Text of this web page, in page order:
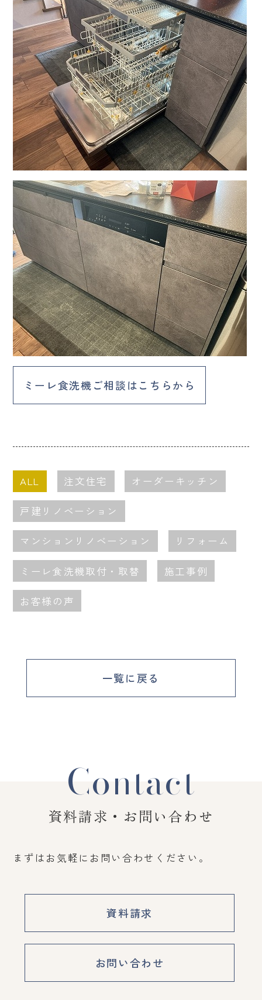
ミーレ食洗機ご相談はこちらから
ALL 注文住宅 オーダーキッチン
戸建リノベーション
マンションリノベーション リフォーム
ミーレ食洗機取付・取替 施工事例
お客様の声
一覧に戻る
Contact
資料請求・お問い合わせ
まずはお気軽にお問い合わせください。
資料請求
お問い合わせ